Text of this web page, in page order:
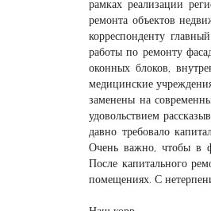
рамках реализации
ремонта объектов
корреспонденту
работы по ремонту
оконных блоков,
медицинские
заменены на
удовольствием
давно требовало
Очень важно, чтобы в
После капитального
помещениях. С